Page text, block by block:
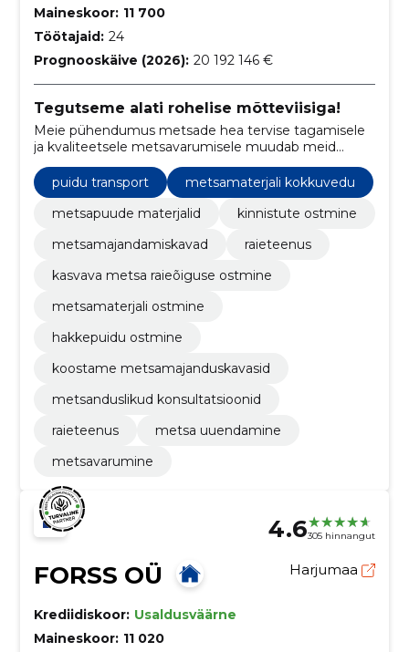
Maineskoor: 11 700
Töötajaid: 24
Prognooskäive (2026): 20 192 146 €
Tegutseme alati rohelise mõtteviisiga!
Meie pühendumus metsade hea tervise tagamisele
ja kvaliteetsele metsavarumisele muudab meid
usaldusväärseks partneriks igale metsaomanikule.
puidu transport
metsamaterjali kokkuvedu
metsapuude materjalid
kinnistute ostmine
metsamajandamiskavad
raieteenus
kasvava metsa raieõiguse ostmine
metsamaterjali ostmine
hakkepuidu ostmine
koostame metsamajanduskavasid
metsanduslikud konsultatsioonid
raieteenus
metsa uuendamine
metsavarumine
4.6305 hinnangut
FORSS OÜ Harjumaa
Krediidiskoor: Usaldusväärne
Maineskoor: 11 020